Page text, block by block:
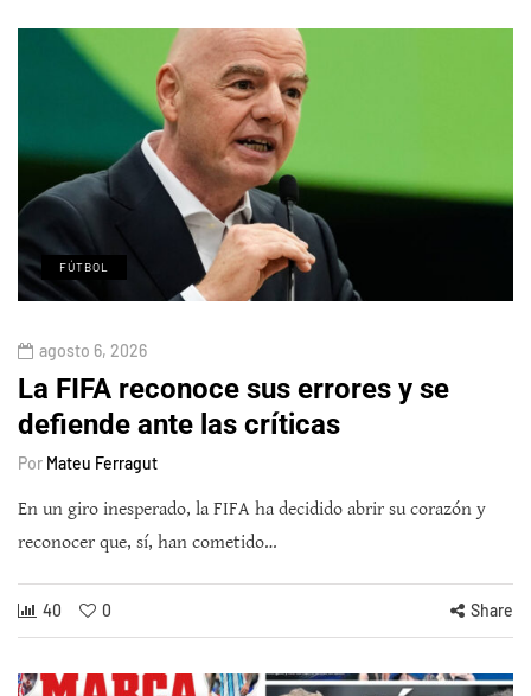
FÚTBOL
agosto 6, 2026
La FIFA reconoce sus errores y se
defiende ante las críticas
Por Mateu Ferragut
En un giro inesperado, la FIFA ha decidido abrir su corazón y
reconocer que, sí, han cometido…
40 0 Share